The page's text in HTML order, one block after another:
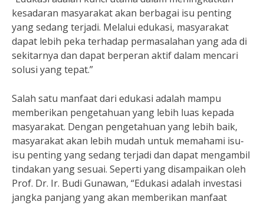
kesadaran masyarakat akan berbagai isu penting
yang sedang terjadi. Melalui edukasi, masyarakat
dapat lebih peka terhadap permasalahan yang ada di
sekitarnya dan dapat berperan aktif dalam mencari
solusi yang tepat.”
Salah satu manfaat dari edukasi adalah mampu
memberikan pengetahuan yang lebih luas kepada
masyarakat. Dengan pengetahuan yang lebih baik,
masyarakat akan lebih mudah untuk memahami isu-
isu penting yang sedang terjadi dan dapat mengambil
tindakan yang sesuai. Seperti yang disampaikan oleh
Prof. Dr. Ir. Budi Gunawan, “Edukasi adalah investasi
jangka panjang yang akan memberikan manfaat